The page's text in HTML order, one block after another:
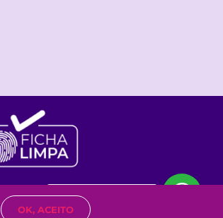
Olá?Posso te ajudar?
OK, ACEITO